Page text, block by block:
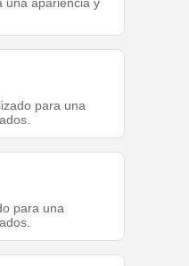
para una
para una